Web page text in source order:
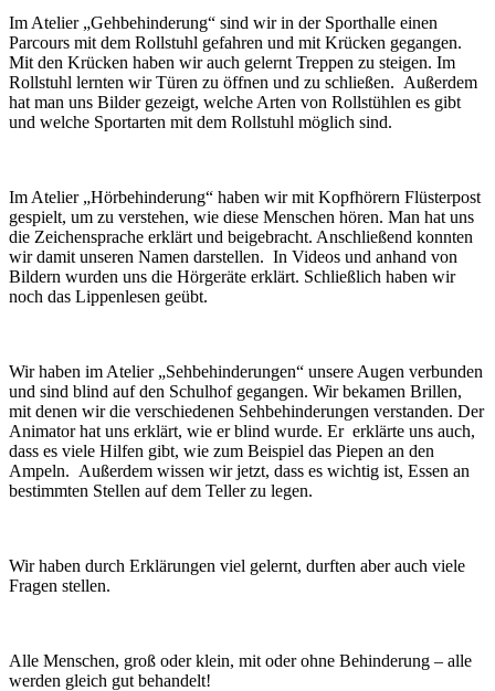
Im Atelier „Gehbehinderung“ sind wir in der Sporthalle einen
Parcours mit dem Rollstuhl gefahren und mit Krücken gegangen.
Mit den Krücken haben wir auch gelernt Treppen zu steigen. Im
Rollstuhl lernten wir Türen zu öffnen und zu schließen. Außerdem
hat man uns Bilder gezeigt, welche Arten von Rollstühlen es gibt
und welche Sportarten mit dem Rollstuhl möglich sind.
Im Atelier „Hörbehinderung“ haben wir mit Kopfhörern Flüsterpost
gespielt, um zu verstehen, wie diese Menschen hören. Man hat uns
die Zeichensprache erklärt und beigebracht. Anschließend konnten
wir damit unseren Namen darstellen. In Videos und anhand von
Bildern wurden uns die Hörgeräte erklärt. Schließlich haben wir
noch das Lippenlesen geübt.
Wir haben im Atelier „Sehbehinderungen“ unsere Augen verbunden
und sind blind auf den Schulhof gegangen. Wir bekamen Brillen,
mit denen wir die verschiedenen Sehbehinderungen verstanden. Der
Animator hat uns erklärt, wie er blind wurde. Er erklärte uns auch,
dass es viele Hilfen gibt, wie zum Beispiel das Piepen an den
Ampeln. Außerdem wissen wir jetzt, dass es wichtig ist, Essen an
bestimmten Stellen auf dem Teller zu legen.
Wir haben durch Erklärungen viel gelernt, durften aber auch viele
Fragen stellen.
Alle Menschen, groß oder klein, mit oder ohne Behinderung – alle
werden gleich gut behandelt!